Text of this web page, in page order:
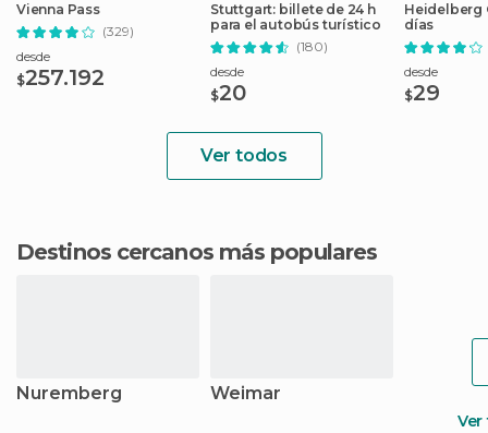
Vienna Pass
(329)
desde
$257.192
Stuttgart: billete de 24 h
para el autobús turístico
(180)
desde
$20
Heidelberg
días
desde
$29
Ver todos
Destinos cercanos más populares
Nuremberg Weimar